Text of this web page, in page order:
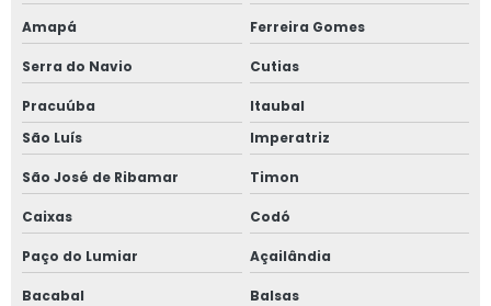
Amapá Ferreira Gomes
Serra do Navio Cutias
Pracuúba
Itaubal
São Luís
Imperatriz
São José de Ribamar Timon
Caixas Codó
Paço do Lumiar Açailândia
Bacabal Balsas